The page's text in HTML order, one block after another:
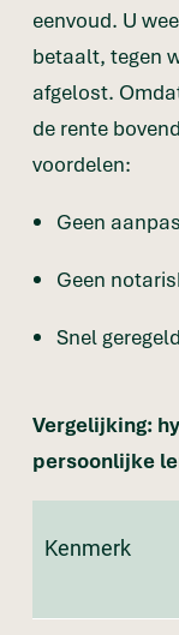
eenvoud. U
betaalt, tegen
afgelost.
de rente
voordelen:
Geen
Geen
Snel
Vergelijking:
persoonlijke
Kenmerk